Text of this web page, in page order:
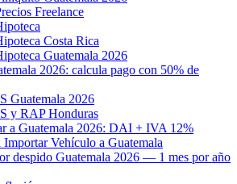
Freelance
Costa Rica
Guatemala 2026
2026: calcula pago con 50% de
Guatemala 2026
y RAP Honduras
a Guatemala 2026: DAI + IVA 12%
Importar Vehículo a Guatemala
despido Guatemala 2026 — 1 mes por año